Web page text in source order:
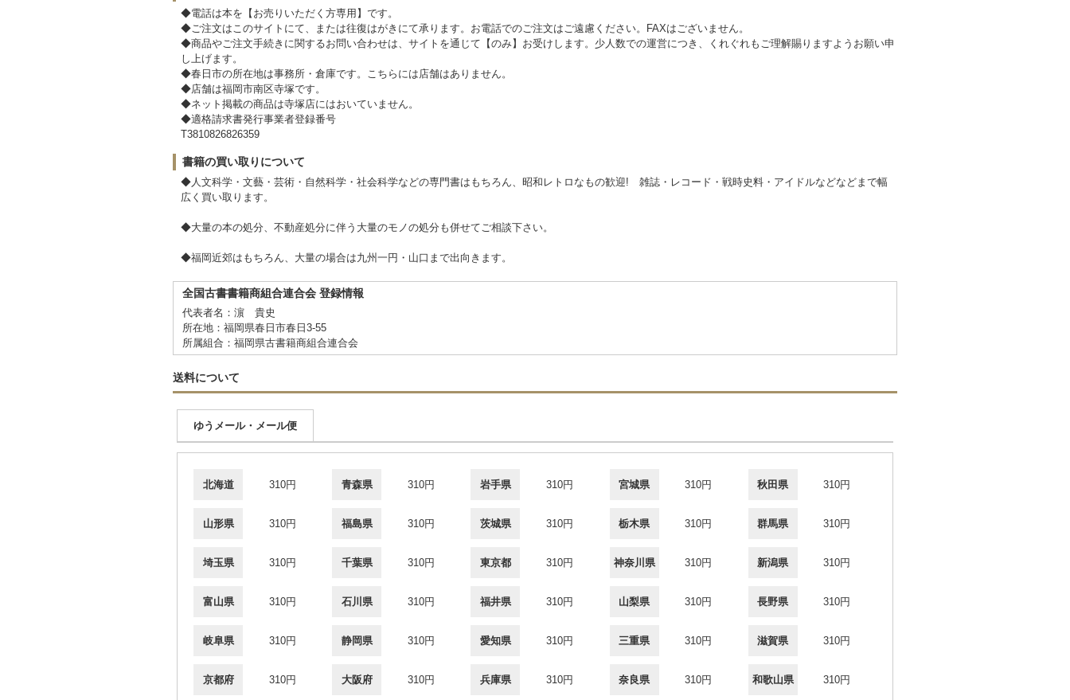
◆電話は本を【お売りいただく方専用】です。
◆ご注文はこのサイトにて、または往復はがきにて承ります。お電話でのご注文はご遠慮ください。FAXはございません。
◆商品やご注文手続きに関するお問い合わせは、サイトを通じて【のみ】お受けします。少人数での運営につき、くれぐれもご理解賜りますようお願い申
し上げます。
◆春日市の所在地は事務所・倉庫です。こちらには店舗はありません。
◆店舗は福岡市南区寺塚です。
◆ネット掲載の商品は寺塚店にはおいていません。
◆適格請求書発行事業者登録番号
T3810826826359
書籍の買い取りについて
◆人文科学・文藝・芸術・自然科学・社会科学などの専門書はもちろん、昭和レトロなもの歓迎! 雑誌・レコード・戦時史料・アイドルなどなどまで幅
広く買い取ります。
◆大量の本の処分、不動産処分に伴う大量のモノの処分も併せてご相談下さい。
◆福岡近郊はもちろん、大量の場合は九州一円・山口まで出向きます。
全国古書書籍商組合連合会 登録情報
代表者名：濵 貴史
所在地：福岡県春日市春日3-55
所属組合：福岡県古書籍商組合連合会
送料について
ゆうメール・メール便
北海道 310円 青森県 310円 岩手県 310円 宮城県 310円 秋田県 310円
山形県 310円 福島県 310円 茨城県 310円 栃木県 310円 群馬県 310円
埼玉県 310円 千葉県 310円 東京都 310円 神奈川県 310円 新潟県 310円
富山県 310円 石川県 310円 福井県 310円 山梨県 310円 長野県 310円
岐阜県 310円 静岡県 310円 愛知県 310円 三重県 310円 滋賀県 310円
京都府 310円 大阪府 310円 兵庫県 310円 奈良県 310円 和歌山県 310円